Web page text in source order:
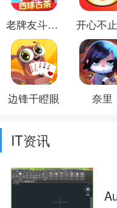
老牌友斗地主 开心不
边锋干瞪眼 奈里
IT资讯